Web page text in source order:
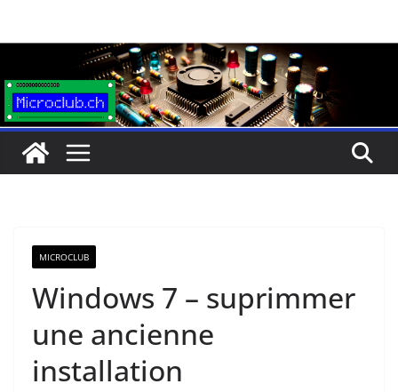
MICROCLUB
Windows 7 – suprimmer
une ancienne
installation